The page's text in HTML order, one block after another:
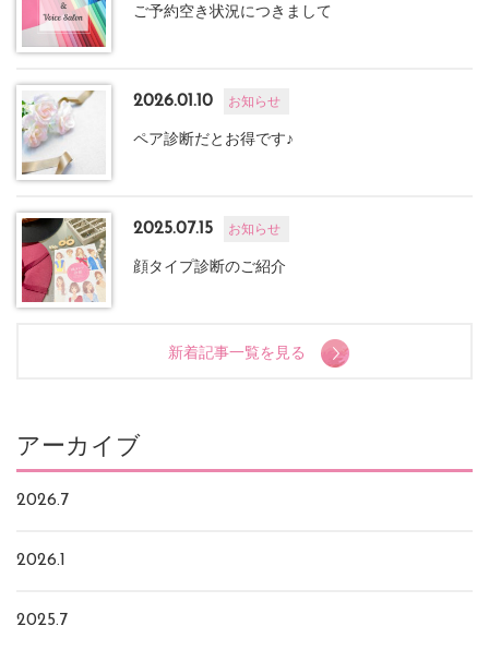
ご予約空き状況につきまして
2026.01.10 お知らせ
ペア診断だとお得です♪
2025.07.15 お知らせ
顔タイプ診断のご紹介
新着記事一覧を見る
アーカイブ
2026.7
2026.1
2025.7